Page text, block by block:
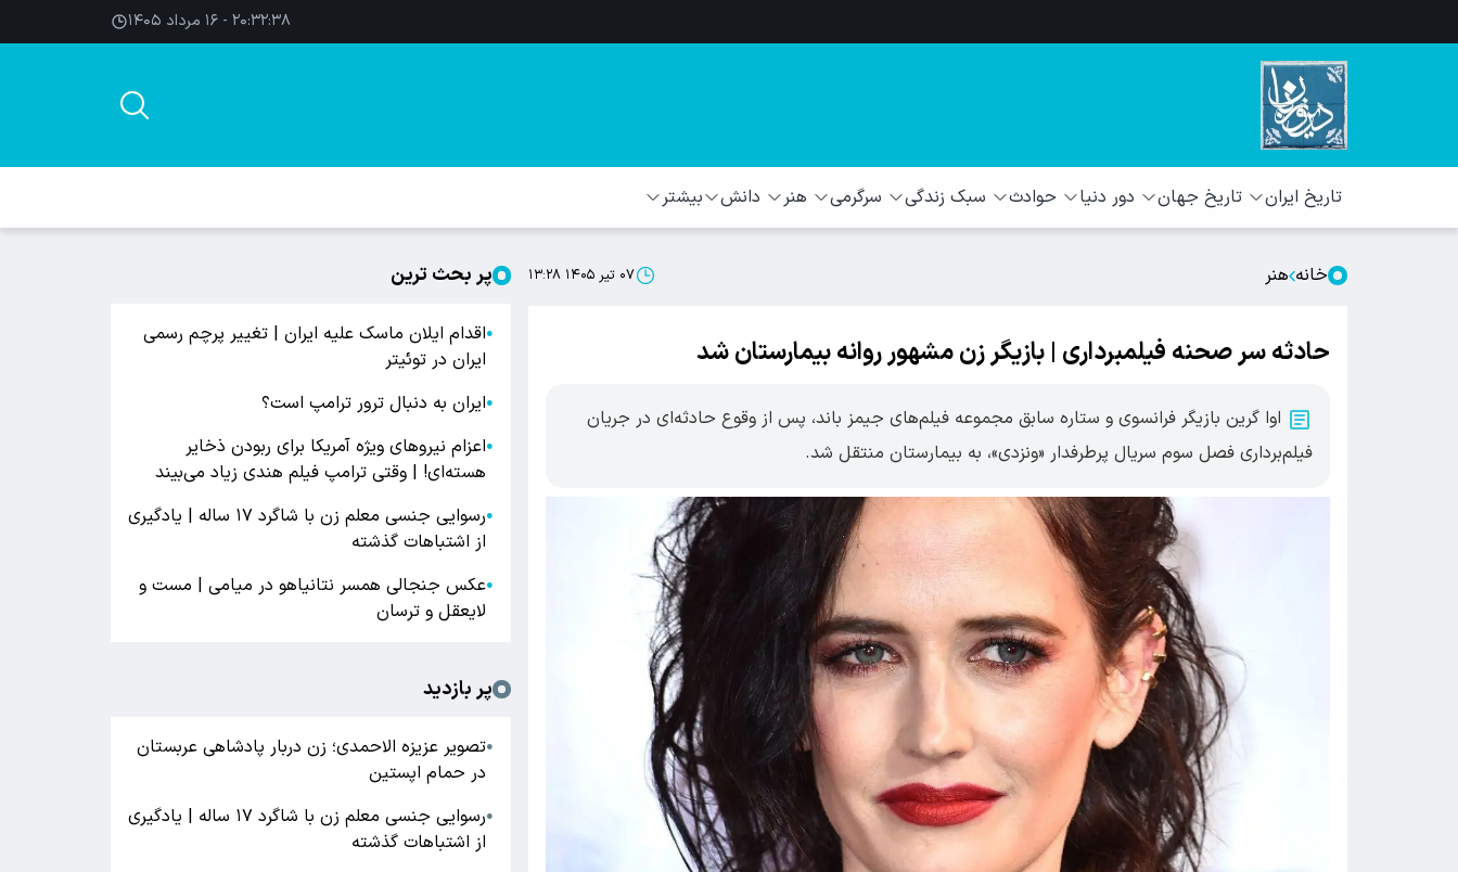
۲۰:۳۲:۳۹ - ۱۶ مرداد ۱۴۰۵
تاریخ ایران تاریخ جهان دور دنیا حوادث سبک زندگی سرگرمی هنر دانش بیشتر
خانه هنر ۰۷ تیر ۱۴۰۵ ۱۳:۲۸
حادثه سر صحنه فیلمبرداری | بازیگر زن مشهور روانه بیمارستان شد
اوا گرین بازیگر فرانسوی و ستاره سابق مجموعه فیلم‌های جیمز باند، پس از وقوع حادثه‌ای در جریان
فیلم‌برداری فصل سوم سریال پرطرفدار «ونزدی»، به بیمارستان منتقل شد.
پر بحث ترین
●اقدام ایلان ماسک علیه ایران | تغییر پرچم رسمی
ایران در توئیتر
●ایران به دنبال ترور ترامپ است؟
●اعزام نیروهای ویژه آمریکا برای ربودن ذخایر
هسته‌ای! | وقتی ترامپ فیلم هندی زیاد می‌بیند
●
رسوایی جنسی معلم زن با شاگرد ۱۷ ساله | یادگیری
از اشتباهات گذشته
●عکس جنجالی همسر نتانیاهو در میامی | مست و
لایعقل و ترسان
پر بازدید
●تصویر عزیزه الاحمدی؛ زن دربار پادشاهی عربستان
در حمام اپستین
●
رسوایی جنسی معلم زن با شاگرد ۱۷ ساله | یادگیری
از اشتباهات گذشته